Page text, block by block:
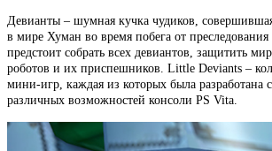
Девианты – шумная кучка чудиков,
в мире Хуман во время побега от
предстоит собрать всех девиантов, защитить
роботов и их приспешников. Little Deviants –
мини-игр, каждая из которых была разработана
различных возможностей консоли PS Vita.